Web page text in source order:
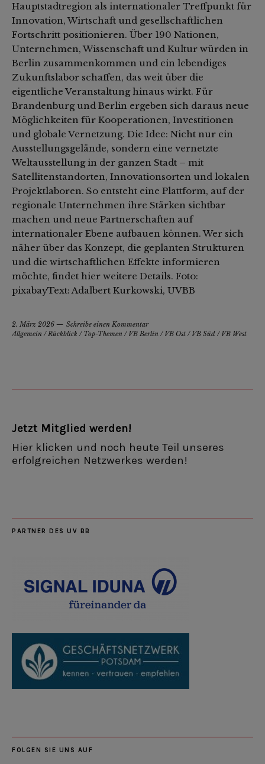
Hauptstadtregion als internationaler Treffpunkt für
Innovation, Wirtschaft und gesellschaftlichen
Fortschritt positionieren. Über 190 Nationen,
Unternehmen, Wissenschaft und Kultur würden in
Berlin zusammenkommen und ein lebendiges
Zukunftslabor schaffen, das weit über die
eigentliche Veranstaltung hinaus wirkt. Für
Brandenburg und Berlin ergeben sich daraus neue
Möglichkeiten für Kooperationen, Investitionen
und globale Vernetzung. Die Idee: Nicht nur ein
Ausstellungsgelände, sondern eine vernetzte
Weltausstellung in der ganzen Stadt – mit
Satellitenstandorten, Innovationsorten und lokalen
Projektlaboren. So entsteht eine Plattform, auf der
regionale Unternehmen ihre Stärken sichtbar
machen und neue Partnerschaften auf
internationaler Ebene aufbauen können. Wer sich
näher über das Konzept, die geplanten Strukturen
und die wirtschaftlichen Effekte informieren
möchte, findet hier weitere Details. Foto:
pixabayText: Adalbert Kurkowski, UVBB
2. März 2026
Schreibe einen Kommentar
Allgemein /Rückblick / Top-Themen / VB Berlin / VB Ost / VB Süd / VB West
Jetzt Mitglied werden!
Hier klicken und noch heute Teil unseres
erfolgreichen Netzwerkes werden!
PARTNER DES UV BB
FOLGEN SIE UNS AUF